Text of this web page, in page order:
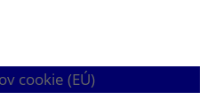
cookie (EÚ)